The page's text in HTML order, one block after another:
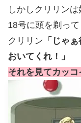
しかしクリリン
18号に頭を剃っ
クリリン 「じゃ
おいてくれ！」
それを見てカッコ